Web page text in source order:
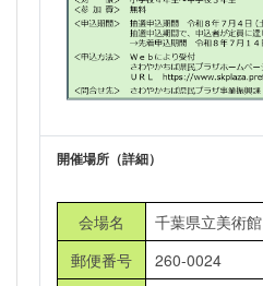
開催場所（詳細）
会場名
千葉県立美術館
郵便番号
260-0024